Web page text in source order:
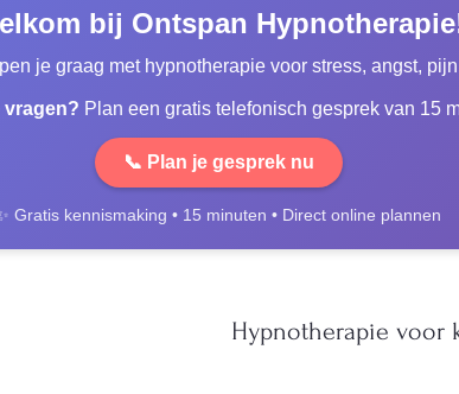
bij Ontspan
je graag met hypnotherapie voor stress, angst,
vragen? Plan een gratis telefonisch gesprek van 15
📞 Plan je gesprek nu
Gratis kennismaking • 15 minuten • Direct online plannen
Hypnotherapie voor